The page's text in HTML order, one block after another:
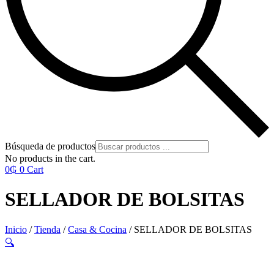
Búsqueda de productos
No products in the cart.
0₲ 0 Cart
SELLADOR DE BOLSITAS
Inicio /Tienda /Casa & Cocina / SELLADOR DE BOLSITAS
🔍